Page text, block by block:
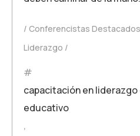
Conferencistas Destacados
Liderazgo
capacitación en
educativo
,